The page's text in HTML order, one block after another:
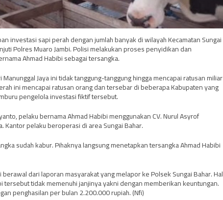
investasi sapi perah dengan jumlah banyak di wilayah Kecamatan Sungai
Polres Muaro Jambi. Polisi melakukan proses penyidikan dan
Ahmad Habibi sebagai tersangka.
Jaya ini tidak tanggung-tanggung hingga mencapai ratusan miliar
ini mencapai ratusan orang dan tersebar di beberapa Kabupaten yang
pengelola investasi fiktif tersebut.
pelaku bernama Ahmad Habibi menggunakan CV. Nurul Asyrof
Kantor pelaku beroperasi di area Sungai Bahar.
sudah kabur. Pihaknya langsung menetapkan tersangka Ahmad Habibi
dari laporan masyarakat yang melapor ke Polsek Sungai Bahar. Hal
tidak memenuhi janjinya yakni dengan memberikan keuntungan.
penghasilan per bulan 2.200.000 rupiah. (Nfi)